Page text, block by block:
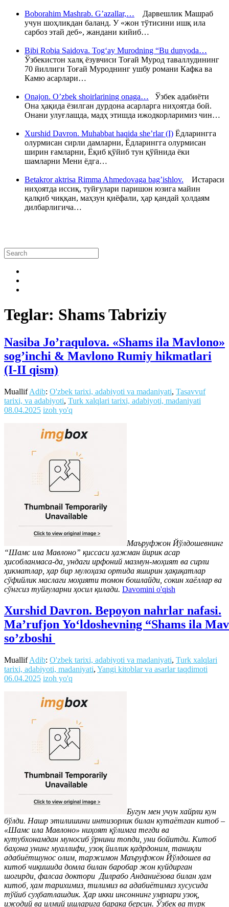
Boborahim Mashrab. G’azallar,… Дарвешлик Машраб
учун шоҳликдан баланд. У «жон тўтисини ишқ ила
сарбоз этай деб», жандани кийиб…
Bibi Robia Saidova. Tog‘ay Murodning “Bu dunyoda…
Ўзбекистон халқ ёзувчиси Тоғай Мурод таваллудининг
70 йиллиги Тоғай Муроднинг ушбу романи Кафка ва
Камю асарлари…
Onajon. O’zbek shoirlarining onaga… Ўзбек адабиёти
Она ҳақида ёзилган дурдона асарларга ниҳоятда бой.
Онани улуғлашда, мадҳ этишда ижодкорларимиз чин…
Xurshid Davron. Muhabbat haqida she’rlar (I) Ёдларингга
олурмисан сирли дамларни, Ёдларингга олурмисан
ширин ғамларни, Ёқиб қўйиб тун қўйнида ёки
шамларни Мени ёдга…
Betakror aktrisa Rimma Ahmedovaga bag’ishlov. Истараси
ниҳоятда иссиқ, туйғулари паришон юзига майин
қалқиб чиққан, маҳзун қиёфали, ҳар қандай ҳолдаям
дилбарлигича…
Teglar: Shams Tabriziy
Nasiba Jo’raqulova. «Shams ila Mavlono»
sog’inchi & Mavlono Rumiy hikmatlari
(I-II qism)
MuallifAdib: O'zbek tarixi, adabiyoti va madaniyati, Tasavvuf
tarixi, va adabiyoti, Turk xalqlari tarixi, adabiyoti, madaniyati
08.04.2025 izoh yo'q
Маъруфжон Йўлдошевнинг
“Шамс ила Мавлоно” қиссаси ҳажман йирик асар
ҳисобланмаса-да, ундаги ирфоний мазмун-моҳият ва сирли
ҳикматлар, ҳар бир мулоҳаза ортида яширин ҳақиқатлар
сўфийлик маслаги моҳияти томон бошлайди, сокин хаёллар ва
сўнгсиз туйғуларни ҳосил қилади. Davomini o'qish
Xurshid Davron. Bepoyon nahrlar nafasi.
Ma’rufjon Yo‘ldoshevning “Shams ila
so’zboshi
MuallifAdib: O'zbek tarixi, adabiyoti va madaniyati, Turk xalqlari
tarixi, adabiyoti, madaniyati, Yangi kitoblar va asarlar taqdimoti
06.04.2025 izoh yo'q
Бугун мен учун хайрли кун
бўлди. Нашр этилишини интизорлик билан кутаётган китоб –
«Шамс ила Мавлоно» ниҳоят қўлимга тегди ва
кутубхонамдан муносиб ўрнини топди, уни бойитди. Китоб
баҳона унинг муаллифи, узоқ йиллик қадрдоним, таниқли
адабиётшунос олим, таржимон Маъруфжон Йўлдошев ва
китоб чиқишида домла билан баробар жон куйдирган
шогирди, фалсаа доктори Дилрабо Анданиёзова билан ҳам
китоб, ҳам тарихимиз, тилимиз ва адабиётимиз хусусида
тўйиб суҳбатлашдик. Ҳар икки инсоннинг умрлари узоқ,
ижодий ва илмий ишларига барака берсин. Ўзбек ва турк